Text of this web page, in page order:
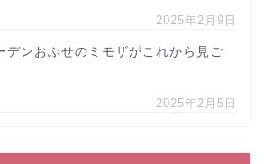
2025年2月9日
デンおぶせのミモザがこれから見ご
2025年2月5日